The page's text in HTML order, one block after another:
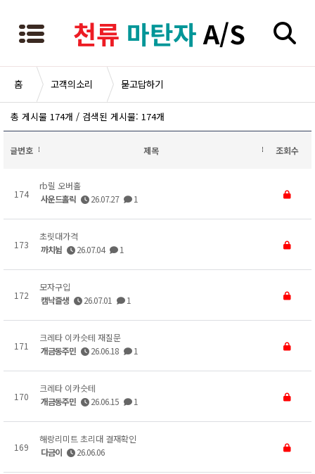
천류 마탄자 A/S
홈 고객의소리 묻고답하기
총 게시물 174개 / 검색된 게시물: 174개
글번호 제목 조회수
174
rb릴 오버홀
사운드홀릭
26.07.27 1
173
초릿대가격
까치뉨
26.07.04 1
172
모자구입
캠낙즐생
26.07.01 1
171
크레타 이카슷테 재질문
개금동주민
26.06.18 1
170
크레타 이카슷테
개금동주민
26.06.15 1
169
해랑리미트 초리대 결재확인
다금이
26.06.06